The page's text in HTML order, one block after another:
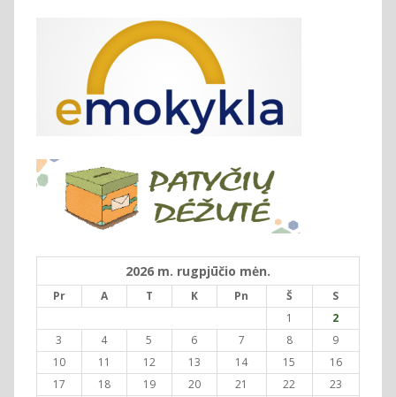
2026 m. rugpjūčio mėn.
Pr A T K Pn Š
S
1
2
3
4 5 6 7 8
9
10
11 12 13 14 15
16
17
18 19 20 21 22
23